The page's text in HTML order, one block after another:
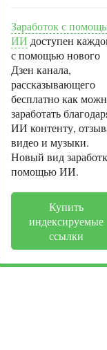
Заработок с
ИИ доступен
с помощью нового
Дзен канала,
рассказывающего
бесплатно как
заработать
ИИ контенту,
видео и музыки.
Новый вид
помощью ИИ.
Купить
индексируемые
ссылки